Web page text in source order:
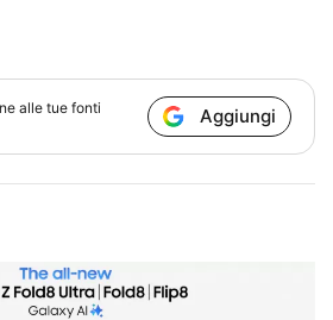
alle tue fonti
Aggiungi